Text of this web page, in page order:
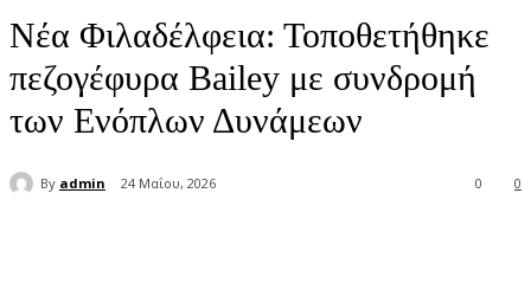
Νέα Φιλαδέλφεια: Τοποθετήθηκε
πεζογέφυρα Bailey με συνδρομή
των Ενόπλων Δυνάμεων
By admin 24 Μαΐου, 2026 0
0